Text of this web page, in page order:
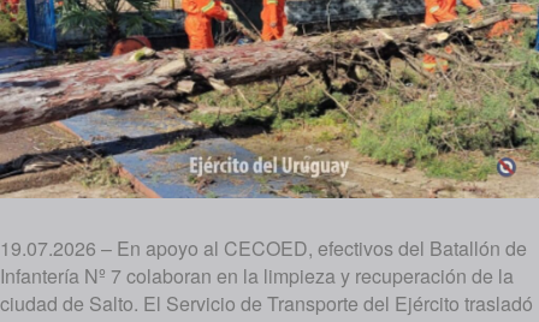
19.07.2026 – En apoyo al CECOED, efectivos del Batallón de
Infantería Nº 7 colaboran en la limpieza y recuperación de la
ciudad de Salto. El Servicio de Transporte del Ejército trasladó